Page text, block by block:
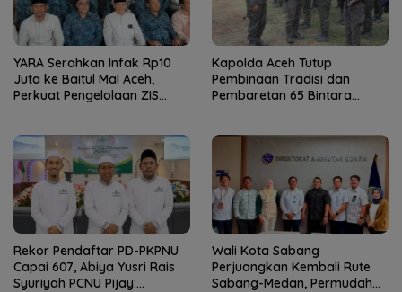
YARA Serahkan Infak Rp10
Juta ke Baitul Mal Aceh,
Perkuat Pengelolaan ZIS
Kapolda Aceh Tutup
Pembinaan Tradisi dan
Pembaretan 65 Bintara
Rekor Pendaftar PD-PKPNU
Capai 607, Abiya Yusri Rais
Syuriyah PCNU Pijay:
Wali Kota Sabang
Perjuangkan Kembali Rute
Sabang-Medan, Permudah